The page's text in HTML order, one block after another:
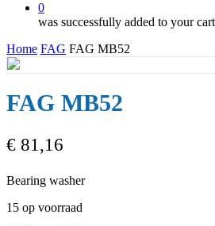
0
was successfully added to your
Home FAG FAG MB52
FAG MB52
€ 81,16
Bearing washer
15 op voorraad